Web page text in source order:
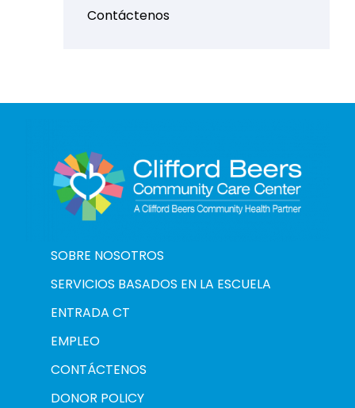
Contáctenos
SOBRE NOSOTROS
SERVICIOS BASADOS EN LA ESCUELA
ENTRADA CT
EMPLEO
CONTÁCTENOS
DONOR POLICY